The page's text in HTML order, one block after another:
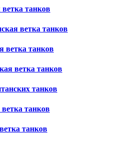
танков
ветка танков
ветка танков
ветка танков
танков
танков
танков